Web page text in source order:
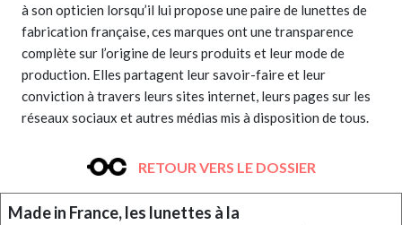
à son opticien lorsqu’il lui propose une paire de lunettes de
fabrication française, ces marques ont une transparence
complète sur l’origine de leurs produits et leur mode de
production. Elles partagent leur savoir-faire et leur
conviction à travers leurs sites internet, leurs pages sur les
réseaux sociaux et autres médias mis à disposition de tous.
RETOUR VERS LE DOSSIER
Made in France, les lunettes à la